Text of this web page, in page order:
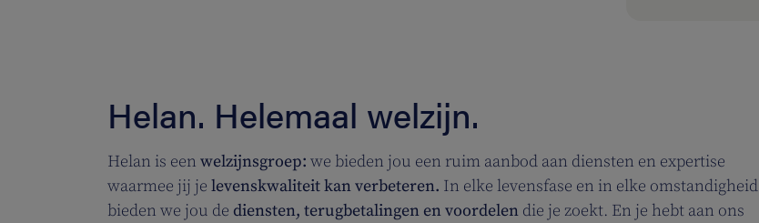
Helan. Helemaal welzijn.
Helan is eenwelzijnsgroep: we bieden jou een ruim aanbod aan diensten en expertise
waarmee jij je levenskwaliteit kan verbeteren. In elke levensfase en in elke omstandigheid
bieden we jou de diensten, terugbetalingen en voordelen die je zoekt. En je hebt aan ons